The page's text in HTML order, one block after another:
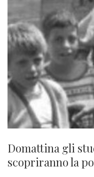
Domattina gli
scopriranno la